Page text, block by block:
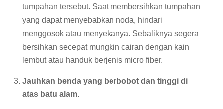
tumpahan tersebut. Saat membersihkan tumpahan
yang dapat menyebabkan noda, hindari
menggosok atau menyekanya. Sebaliknya segera
bersihkan secepat mungkin cairan dengan kain
lembut atau handuk berjenis micro fiber.
Jauhkan benda yang berbobot dan tinggi di
atas batu alam.